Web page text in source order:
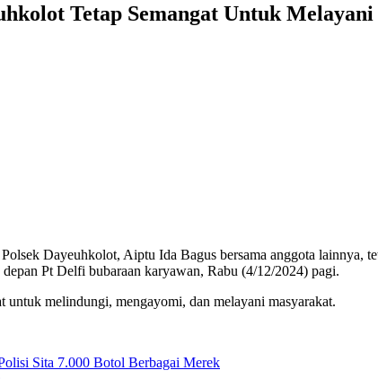
Tetap Semangat Untuk
Dayeuhkolot, Aiptu Ida Bagus bersama anggota lainnya,
Pt Delfi bubaraan karyawan, Rabu (4/12/2024) pagi.
untuk melindungi, mengayomi, dan melayani masyarakat.
Sita 7.000 Botol Berbagai Merek